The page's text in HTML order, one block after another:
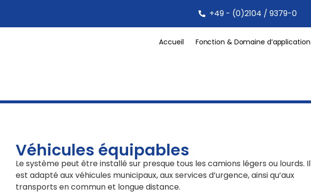
+49 - (0)2104 / 9379-0
Accueil Fonction & Domaine d’application
Véhicules équipables
Le système peut être installé sur presque tous les camions légers ou lourds. Il
est adapté aux véhicules municipaux, aux services d’urgence, ainsi qu’aux
transports en commun et longue distance.